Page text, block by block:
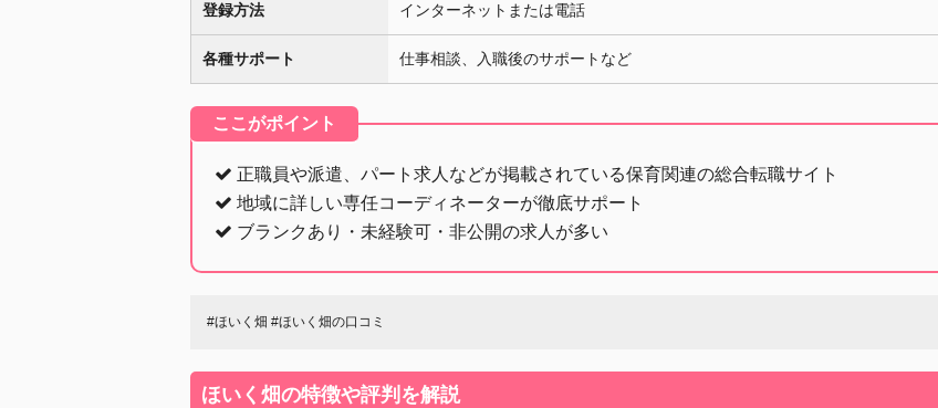
登録方法 インターネットまたは電話
各種サポート 仕事相談、入職後のサポートなど
ここがポイント
正職員や派遣、パート求人などが掲載されている保育関連の総合転職サイト
地域に詳しい専任コーディネーターが徹底サポート
ブランクあり・未経験可・非公開の求人が多い
#ほいく畑 #ほいく畑の口コミ
ほいく畑の特徴や評判を解説